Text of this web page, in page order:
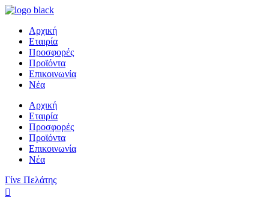
Αρχική
Εταιρία
Προσφορές
Προϊόντα
Επικοινωνία
Νέα
Αρχική
Εταιρία
Προσφορές
Προϊόντα
Επικοινωνία
Νέα
Γίνε Πελάτης